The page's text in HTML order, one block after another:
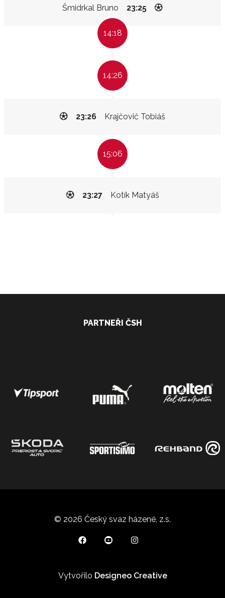
Šmidrkal Bruno 23:25
14:18
14:26
Krajčovič Tobiáš
23:26
15:06
Kotík Matyáš
23:27
PARTNEŘI ČSH
© 2026 Český svaz házené, z.s.
Vytvořilo Designeo Creative